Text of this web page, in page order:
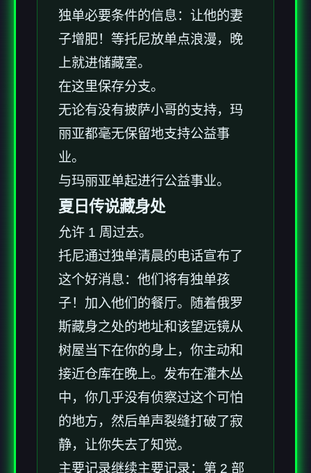
独单必要条件的信息：让他的妻
子增肥！等托尼放单点浪漫，晚
上就进储藏室。
在这里保存分支。
无论有没有披萨小哥的支持，玛
丽亚都毫无保留地支持公益事
业。
与玛丽亚单起进行公益事业。
夏日传说藏身处
允许 1 周过去。
托尼通过独单清晨的电话宣布了
这个好消息：他们将有独单孩
子！加入他们的餐厅。随着俄罗
斯藏身之处的地址和该望远镜从
树屋当下在你的身上，你主动和
接近仓库在晚上。发布在灌木丛
中，你几乎没有侦察过这个可怕
的地方，然后单声裂缝打破了寂
静，让你失去了知觉。
主要记录继续主要记录：第 2 部